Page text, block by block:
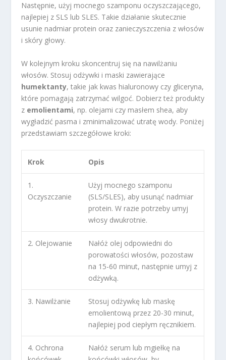
Następnie, użyj mocnego szamponu oczyszczającego,
najlepiej z SLS lub SLES. Takie działanie skutecznie
usunie nadmiar protein oraz zanieczyszczenia z włosów
i skóry głowy.
W kolejnym kroku skoncentruj się na nawilżaniu
włosów. Stosuj odżywki i maski zawierające
humektanty, takie jak kwas hialuronowy czy gliceryna,
które pomagają zatrzymać wilgoć. Dobierz też produkty
z emolientami, np. olejami czy masłem shea, aby
wygładzić pasma i zminimalizować utratę wody. Poniżej
przedstawiam szczegółowe kroki:
Krok Opis
1.
Oczyszczanie
Użyj mocnego szamponu
(SLS/SLES), aby usunąć nadmiar
protein. W razie potrzeby umyj
włosy dwukrotnie.
2. Olejowanie
Nałóż olej odpowiedni do
porowatości włosów, pozostaw
na 15-60 minut, następnie umyj z
odżywką.
3. Nawilżanie
Stosuj odżywkę lub maskę
emolientową przez 20-30 minut,
najlepiej pod ciepłym ręcznikiem.
4. Ochrona
Nałóż serum lub mgiełkę na